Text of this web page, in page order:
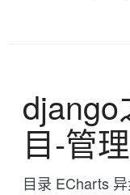
django
目-管
目录 ECharts